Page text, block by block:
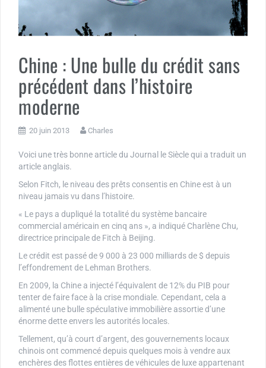
Chine : Une bulle du crédit sans
précédent dans l’histoire
moderne
20 juin 2013 Charles
Voici une très bonne article du Journal le Siècle qui a traduit un
article anglais.
Selon Fitch, le niveau des prêts consentis en Chine est à un
niveau jamais vu dans l’histoire.
« Le pays a dupliqué la totalité du système bancaire
commercial américain en cinq ans », a indiqué Charlène Chu,
directrice principale de Fitch à Beijing.
Le crédit est passé de 9 000 à 23 000 milliards de $ depuis
l’effondrement de Lehman Brothers.
En 2009, la Chine a injecté l’équivalent de 12% du PIB pour
tenter de faire face à la crise mondiale. Cependant, cela a
alimenté une bulle spéculative immobilière assortie d’une
énorme dette envers les autorités locales.
Tellement, qu’à court d’argent, des gouvernements locaux
chinois ont commencé depuis quelques mois à vendre aux
enchères des flottes entières de véhicules de luxe appartenant